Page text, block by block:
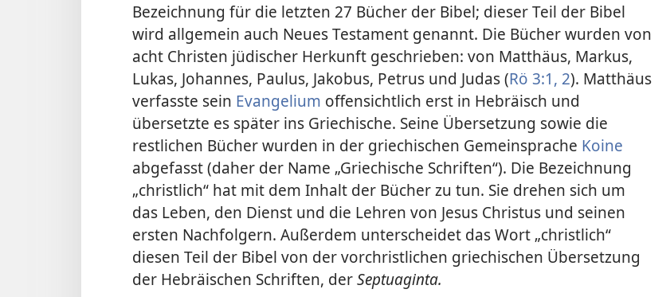
Bezeichnung für die letzten 27 Bücher der Bibel; dieser Teil der Bibel
wird allgemein auch Neues Testament genannt. Die Bücher wurden von
acht Christen jüdischer Herkunft geschrieben: von Matthäus, Markus,
Lukas, Johannes, Paulus, Jakobus, Petrus und Judas (Rö 3:1, 2). Matthäus
verfasste sein Evangelium offensichtlich erst in Hebräisch und
übersetzte es später ins Griechische. Seine Übersetzung sowie die
restlichen Bücher wurden in der griechischen Gemeinsprache Koine
abgefasst (daher der Name „Griechische Schriften“). Die Bezeichnung
„christlich“ hat mit dem Inhalt der Bücher zu tun. Sie drehen sich um
das Leben, den Dienst und die Lehren von Jesus Christus und seinen
ersten Nachfolgern. Außerdem unterscheidet das Wort „christlich“
diesen Teil der Bibel von der vorchristlichen griechischen Übersetzung
der Hebräischen Schriften, derSeptuaginta.